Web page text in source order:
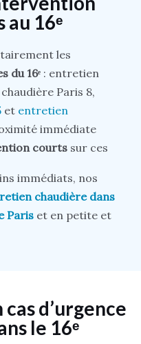
au 16ᵉ
les
du 16ᵉ : entretien
Paris 8,
et entretien
immédiate
courts sur ces
immédiats, nos
chaudière dans
Paris et en petite et
d’urgence
le 16ᵉ